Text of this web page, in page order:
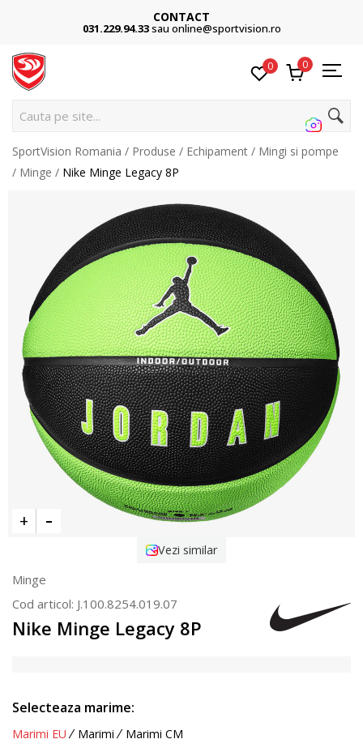
CONTACT
031.229.94.33sau online@sportvision.ro
0 0
Cauta pe site...
SportVision Romania Produse Echipament
Mingi si pompe
Minge
Nike Minge Legacy 8P
Vezi similar
Minge
Cod articol: J.100.8254.019.07
Nike Minge Legacy 8P
Selecteaza marime:
Marimi EU Marimi Marimi CM